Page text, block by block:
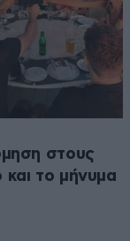
στους
το μήνυμα